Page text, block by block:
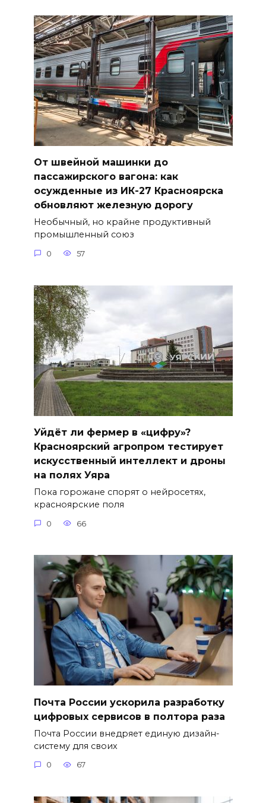
От швейной машинки до
пассажирского вагона: как
осужденные из ИК-27 Красноярска
обновляют железную дорогу
Необычный, но крайне продуктивный
промышленный союз
0 57
Уйдёт ли фермер в «цифру»?
Красноярский агропром тестирует
искусственный интеллект и дроны
на полях Уяра
Пока горожане спорят о нейросетях,
красноярские поля
0 66
Почта России ускорила разработку
цифровых сервисов в полтора раза
Почта России внедряет единую дизайн-
систему для своих
0 67